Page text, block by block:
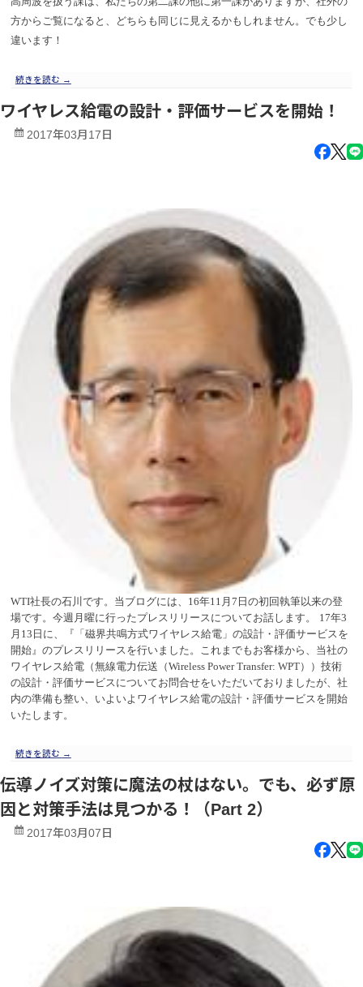
方からご覧になると、どちらも同じに見えるかもしれません。でも少し
違います！
続きを読む →
ワイヤレス給電の設計・評価サービスを開始！
2017年03月17日
WTI社長の石川です。当ブログには、 16年11 月7 日の初回執筆以来の登
場です。今週月曜に行ったプレスリリースについてお話します。
17年3
月 13 日に、『「磁界共鳴方式ワイヤレス給電」の設計・評価サービスを
開始』のプレスリリースを行いました。これまでもお客様から、当社の
ワイヤレス給電（無線電力伝送（Wireless Power Transfer: WPT））技術
の設計・評価サービスについてお問合せをいただいておりましたが、社
内の準備も整い、いよいよワイヤレス給電の設計・評価サービスを開始
いたします。
続きを読む →
伝導ノイズ対策に魔法の杖はない。でも、必ず原
因と対策手法は見つかる！（Part 2）
2017年03月07日